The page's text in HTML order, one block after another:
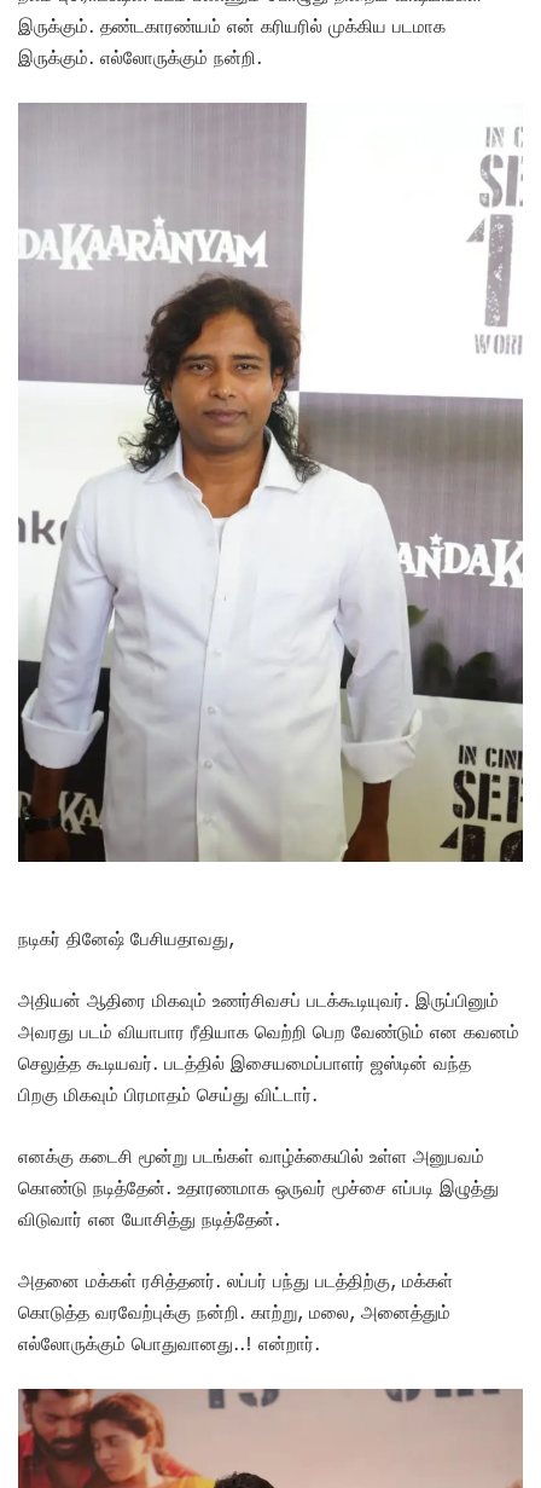
இருக்கும். தண்டகாரண்யம் என் கரியரில் முக்கிய படமாக
இருக்கும். எல்லோருக்கும் நன்றி.
நடிகர் தினேஷ் பேசியதாவது,
அதியன் ஆதிரை மிகவும் உணர்சிவசப் படக்கூடியுவர். இருப்பினும்
அவரது படம் வியாபார ரீதியாக வெற்றி பெற வேண்டும் என கவனம்
செலுத்த கூடியவர். படத்தில் இசையமைப்பாளர் ஜஸ்டின் வந்த
பிறகு மிகவும் பிரமாதம் செய்து விட்டார்.
எனக்கு கடைசி மூன்று படங்கள் வாழ்க்கையில் உள்ள அனுபவம்
கொண்டு நடித்தேன். உதாரணமாக ஒருவர் மூச்சை எப்படி இழுத்து
விடுவார் என யோசித்து நடித்தேன்.
அதனை மக்கள் ரசித்தனர். லப்பர் பந்து படத்திற்கு, மக்கள்
கொடுத்த வரவேற்புக்கு நன்றி. காற்று, மலை, அனைத்தும்
எல்லோருக்கும் பொதுவானது..! என்றார்.